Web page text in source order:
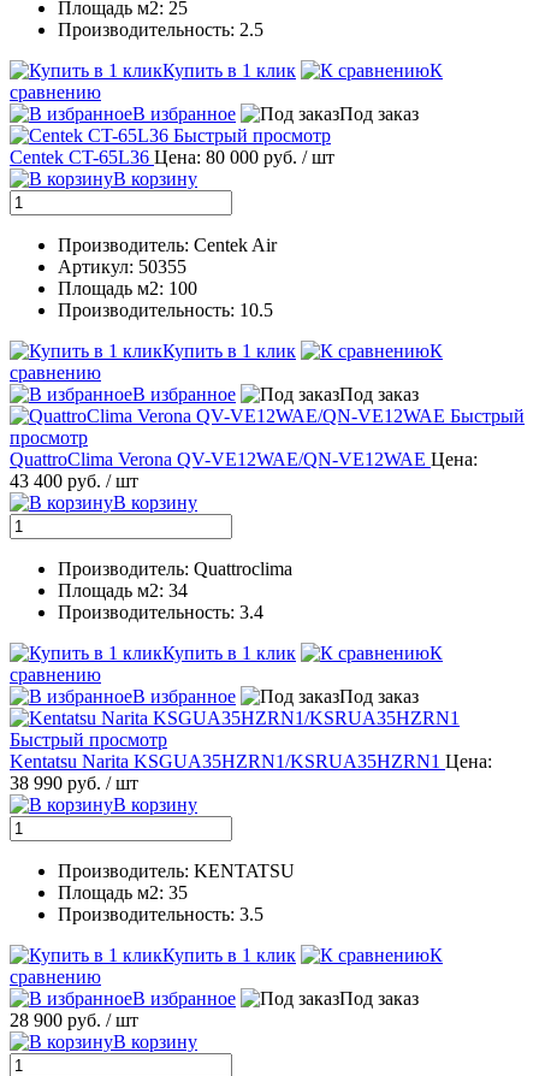
Площадь м2: 25
Производительность: 2.5
Купить в 1 клик
К
сравнению
В избранное
Под заказ
Быстрый просмотр
Centek CT-65L36 Цена: 80 000 руб. / шт
В корзину
Производитель: Centek Air
Артикул: 50355
Площадь м2: 100
Производительность: 10.5
Купить в 1 клик
К
сравнению
В избранное
Под заказ
Быстрый
просмотр
QuattroClima Verona QV-VE12WAE/QN-VE12WAE Цена:
43 400 руб. / шт
В корзину
Производитель: Quattroclima
Площадь м2: 34
Производительность: 3.4
Купить в 1 клик
К
сравнению
В избранное
Под заказ
Быстрый просмотр
Kentatsu Narita KSGUA35HZRN1/KSRUA35HZRN1 Цена:
38 990 руб. / шт
В корзину
Производитель: KENTATSU
Площадь м2: 35
Производительность: 3.5
Купить в 1 клик
К
сравнению
В избранное
Под заказ
28 900 руб. / шт
В корзину